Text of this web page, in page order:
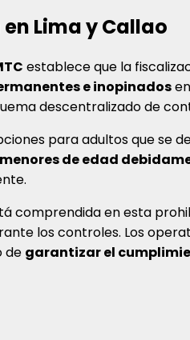
Lima y Callao
establece que la
e inopinados
descentralizado de
para adultos que se
menores de edad
comprendida en esta
los controles. Los
de garantizar el